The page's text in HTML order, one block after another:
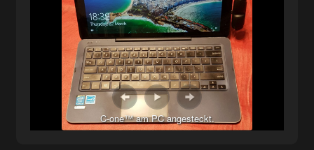
C-one™ am PC angesteckt.